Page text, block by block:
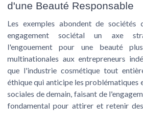
d'une Beauté Responsable
Les exemples abondent de
engagement sociétal un axe
l'engouement pour une beauté
multinationales aux entrepreneurs
que l'industrie cosmétique tout
éthique qui anticipe les problématiques
sociales de demain, faisant de
fondamental pour attirer et retenir